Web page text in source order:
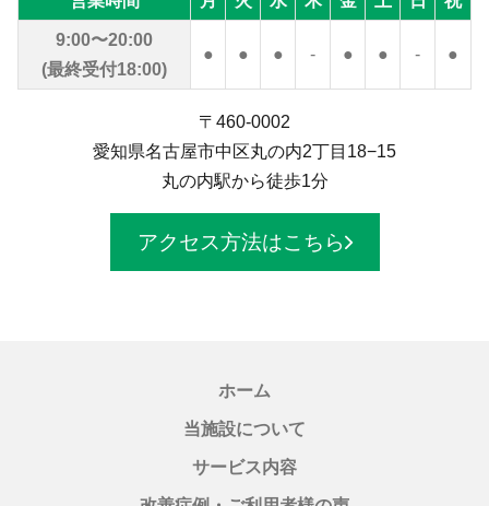
9:00〜20:00
(最終受付18:00)
● ● ● - ● ● - ●
〒460-0002
愛知県名古屋市中区丸の内2丁目18−15
丸の内駅から徒歩1分
アクセス方法はこちら
ホーム
当施設について
サービス内容